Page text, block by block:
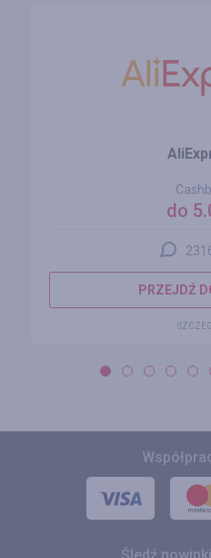
do
PRZEJDŹ